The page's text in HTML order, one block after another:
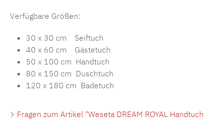
Verfügbare Größen:
30 x 30 cm Seiftuch
40 x 60 cm Gästetuch
50 x 100 cm Handtuch
80 x 150 cm Duschtuch
120 x 180 cm Badetuch
Fragen zum Artikel "Weseta DREAM ROYAL Handtuch